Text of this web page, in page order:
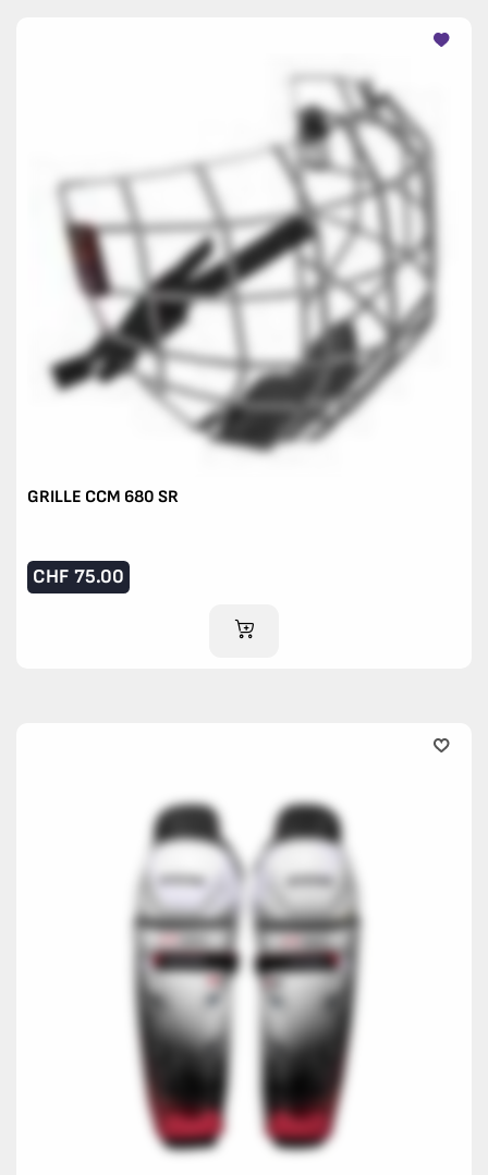
GRILLE CCM 680 SR
CHF 75.00
AJOUTER AU PANIER